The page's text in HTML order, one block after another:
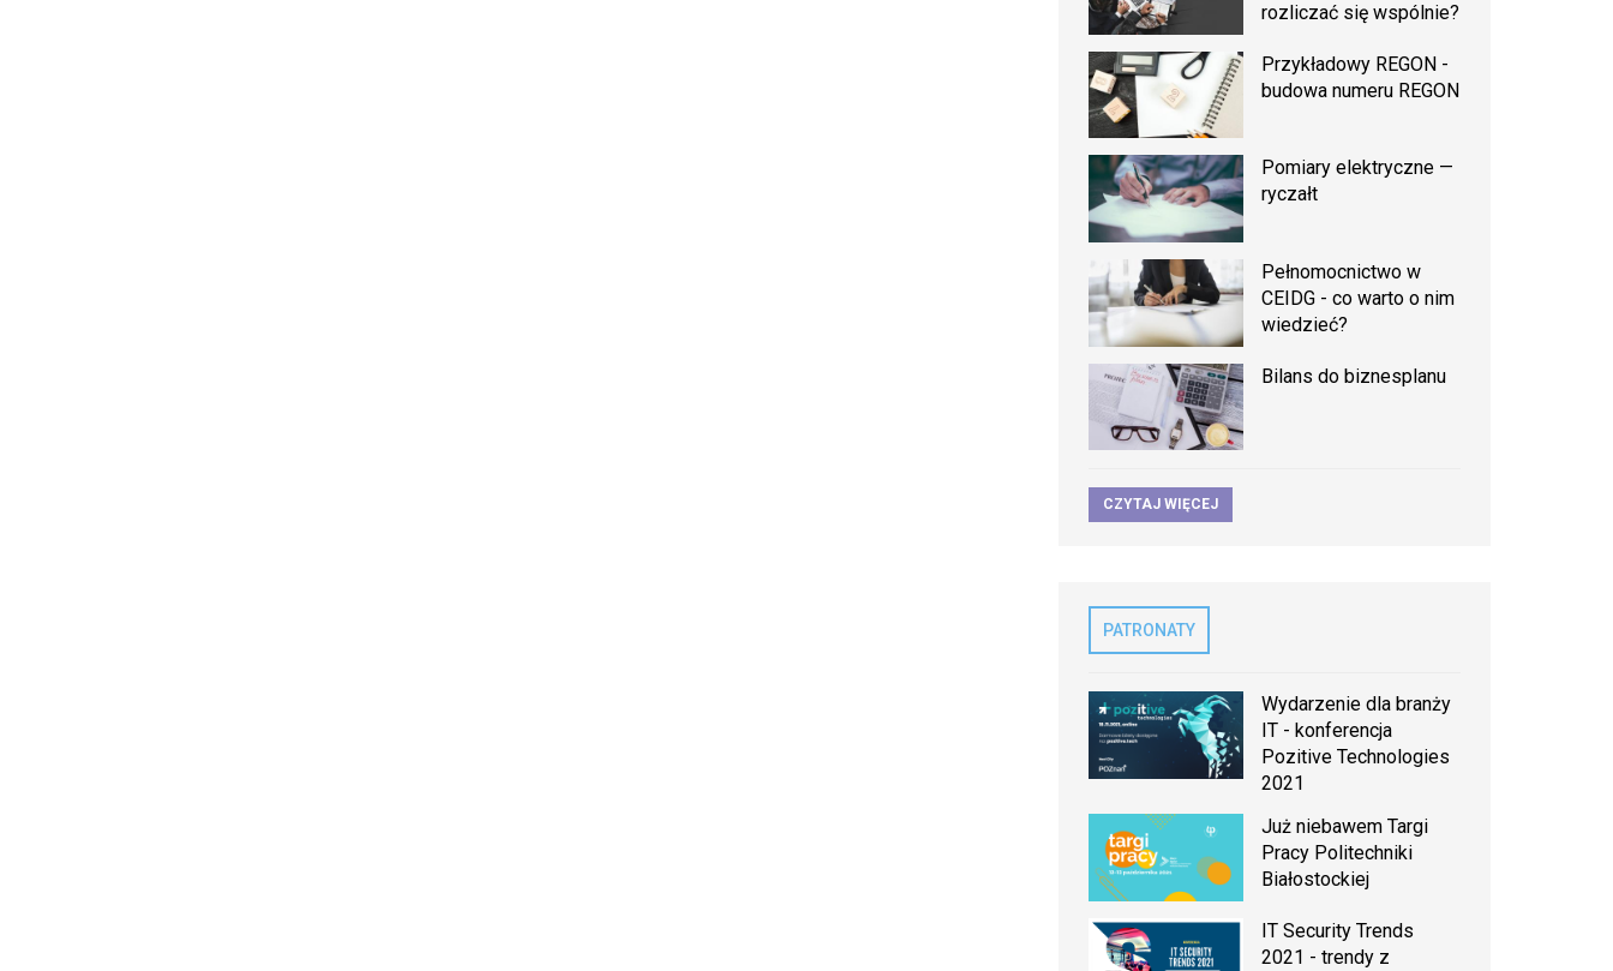
rozliczać się wspólnie?
Przykładowy REGON -
budowa numeru REGON
Pomiary elektryczne —
ryczałt
Pełnomocnictwo w
CEIDG - co warto o nim
wiedzieć?
Bilans do biznesplanu
CZYTAJ WIĘCEJ
PATRONATY
Wydarzenie dla branży
IT - konferencja
Pozitive Technologies
2021
Już niebawem Targi
Pracy Politechniki
Białostockiej
IT Security Trends
2021 - trendy z